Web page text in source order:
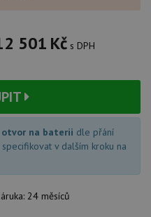
501 Kč s DPH
na baterii dle přání
v dalším kroku na
24 měsíců